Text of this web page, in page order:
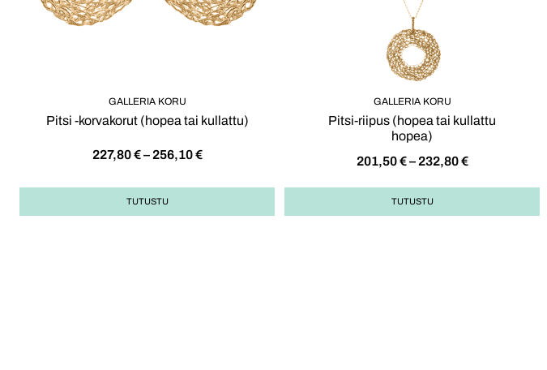
GALLERIA KORU
Pitsi -korvakorut (hopea tai kullattu)
227,80€ – 256,10€
TUTUSTU
GALLERIA KORU
Pitsi-riipus (hopea tai kullattu
hopea)
201,50€ – 232,80€
TUTUSTU